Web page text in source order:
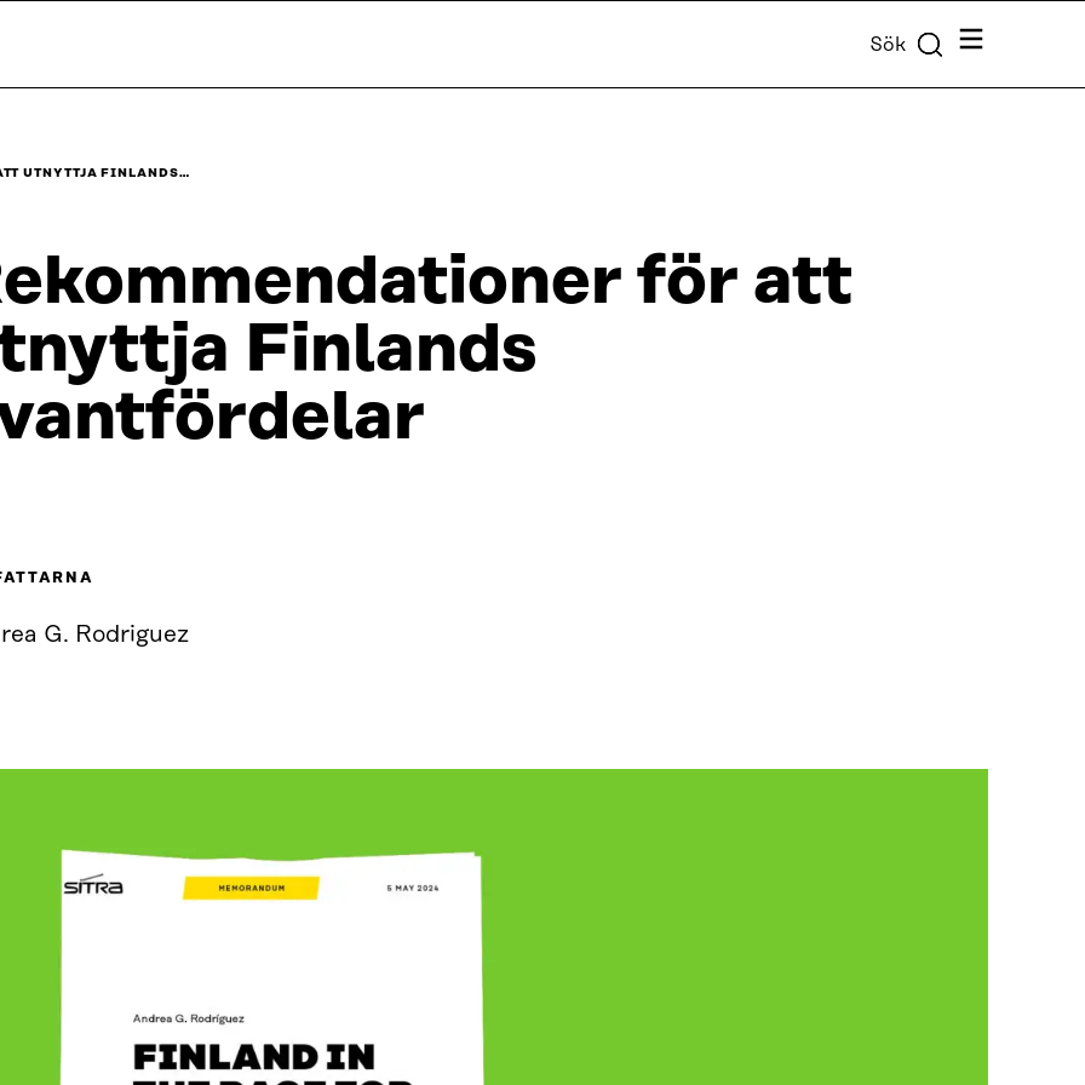
Sök Meny
UTNYTTJA FINLANDS…
för att
Finlands
G. Rodriguez